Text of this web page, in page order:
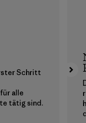
Schritt
alle
tätig sind.